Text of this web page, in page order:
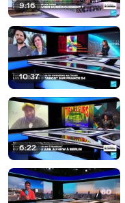
9:16
10:37
6:22